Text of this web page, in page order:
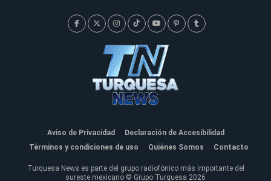
Aviso de Privacidad
Declaración de Accesibilidad
Términos y condiciones de uso
Quiénes Somos Contacto
Turquesa News es parte del grupo radiofónico más importante del
sureste mexicano © Grupo Turquesa 2026